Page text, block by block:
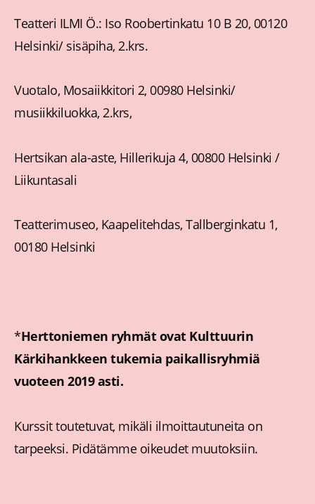
Teatteri ILMI Ö.: Iso Roobertinkatu 10 B 20, 00120
Helsinki/ sisäpiha, 2.krs.
Vuotalo, Mosaiikkitori 2, 00980 Helsinki/
musiikkiluokka, 2.krs,
Hertsikan ala-aste, Hillerikuja 4, 00800 Helsinki /
Liikuntasali
Teatterimuseo, Kaapelitehdas, Tallberginkatu 1,
00180 Helsinki
*Herttoniemen ryhmät ovat Kulttuurin
Kärkihankkeen tukemia paikallisryhmiä
vuoteen 2019 asti.
Kurssit toutetuvat, mikäli ilmoittautuneita on
tarpeeksi. Pidätämme oikeudet muutoksiin.